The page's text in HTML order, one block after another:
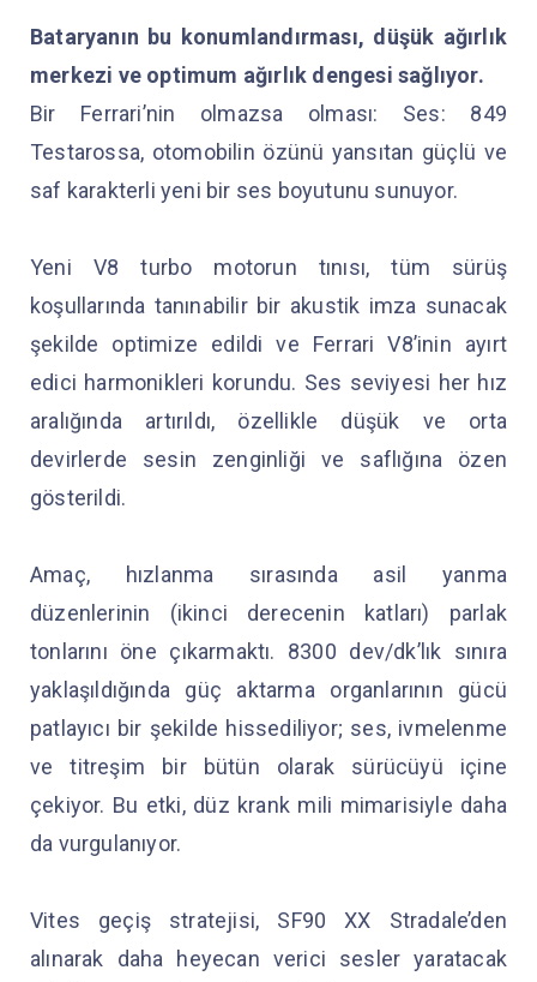
Bataryanın bu konumlandırması, düşük ağırlık
merkezi ve optimum ağırlık dengesi sağlıyor.
Bir Ferrari’nin olmazsa olması: Ses: 849
Testarossa, otomobilin özünü yansıtan güçlü ve
saf karakterli yeni bir ses boyutunu sunuyor.
Yeni V8 turbo motorun tınısı, tüm sürüş
koşullarında tanınabilir bir akustik imza sunacak
şekilde optimize edildi ve Ferrari V8’inin ayırt
edici harmonikleri korundu. Ses seviyesi her hız
aralığında artırıldı, özellikle düşük ve orta
devirlerde sesin zenginliği ve saflığına özen
gösterildi.
Amaç, hızlanma sırasında asil yanma
düzenlerinin (ikinci derecenin katları) parlak
tonlarını öne çıkarmaktı. 8300 dev/dk’lık sınıra
yaklaşıldığında güç aktarma organlarının gücü
patlayıcı bir şekilde hissediliyor; ses, ivmelenme
ve titreşim bir bütün olarak sürücüyü içine
çekiyor. Bu etki, düz krank mili mimarisiyle daha
da vurgulanıyor.
Vites geçiş stratejisi, SF90 XX Stradale’den
alınarak daha heyecan verici sesler yaratacak